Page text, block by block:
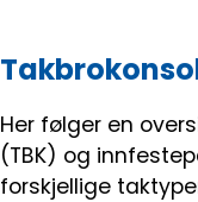
Her følger en
(TBK) og
forskjellige